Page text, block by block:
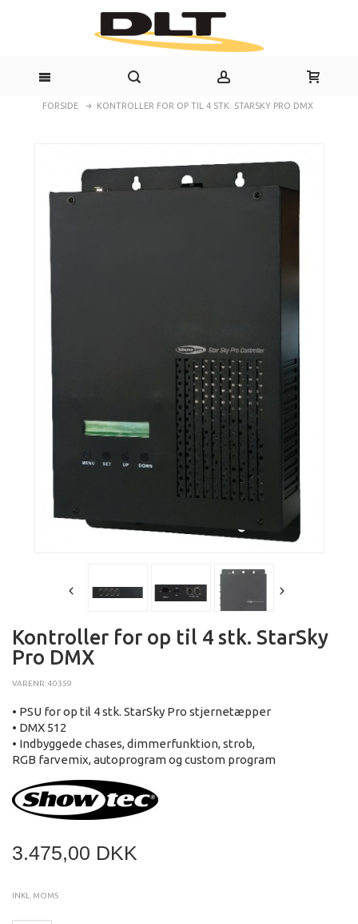
FORSIDE KONTROLLER FOR OP TIL 4 STK. STARSKY PRO DMX
Kontroller for op til 4 stk. StarSky
Pro DMX
VARENR: 40359
• PSU for op til 4 stk. StarSky Pro stjernetæpper
• DMX 512
• Indbyggede chases, dimmerfunktion, strob,
RGB farvemix, autoprogram og custom program
3.475,00 DKK
INKL. MOMS